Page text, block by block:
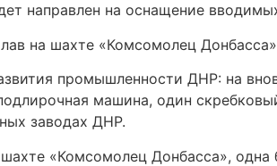
направлен на оснащение
на шахте «Комсомолец
промышленности ДНР: на
машина, один
заводах ДНР.
«Комсомолец Донбасса», одна